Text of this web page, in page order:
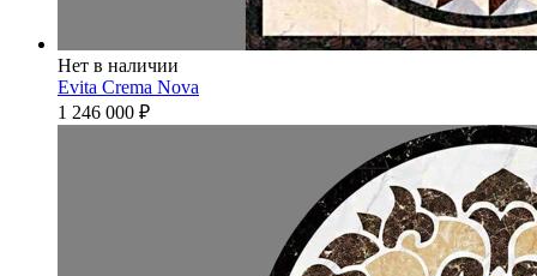
Нет в наличии
Evita Crema Nova
1 246 000 ₽